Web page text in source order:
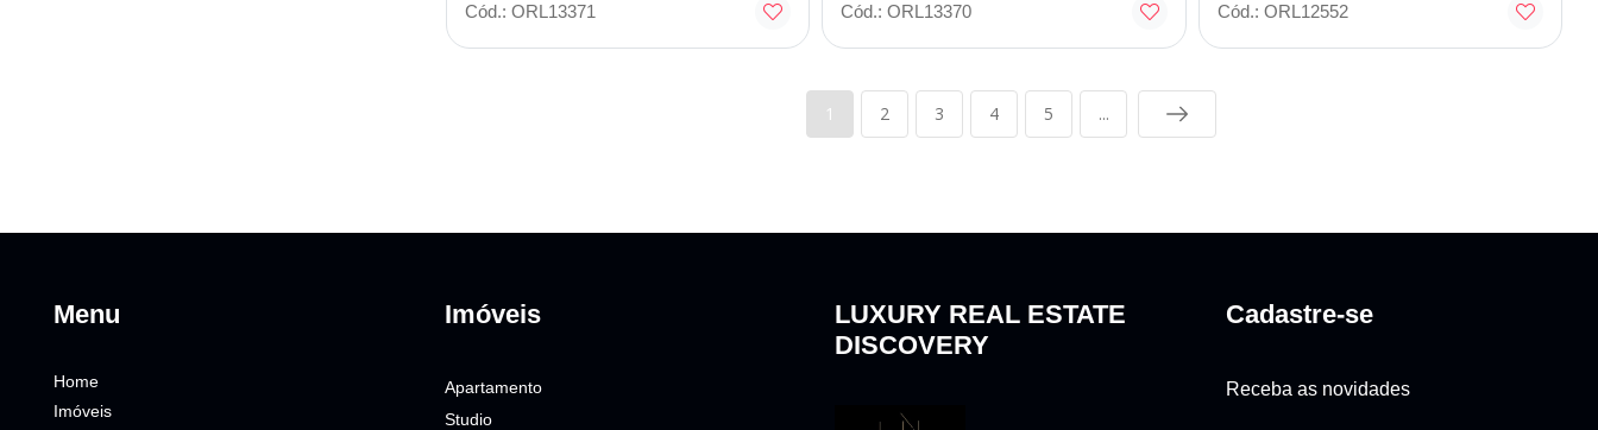
Cód.: ORL13371 Cód.: ORL13370 Cód.: ORL12552
1 2 3 4 5 ...
Menu
Home
Imóveis
Imóveis
Apartamento
Studio
LUXURY REAL ESTATE
DISCOVERY
Cadastre-se
Receba as novidades